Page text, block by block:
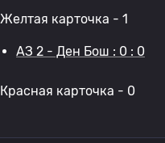
Желтая карточка - 1
АЗ 2 - Ден Бош : 0 : 0
Красная карточка - 0